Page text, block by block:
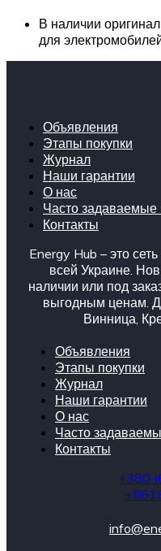
В наличии
для
Объявления
Этапы покупки
Журнал
Наши гарантии
О нас
Часто задаваемые
Контакты
Energy Hub – это
всей Украине.
наличии или под
выгодным ценам.
Винница,
Объявления
Этапы покупки
Журнал
Наши гарантии
О нас
Часто
Контакты
+380